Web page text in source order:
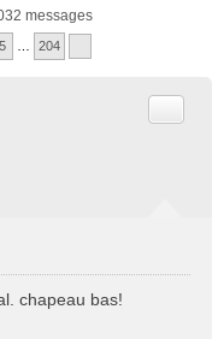
messages
5 204
chapeau bas!